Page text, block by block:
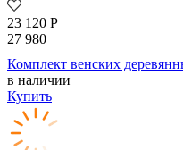
23 120 Р
27 980
Комплект венских
в наличии
Купить